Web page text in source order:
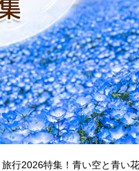
行2026特集！青い空と青い